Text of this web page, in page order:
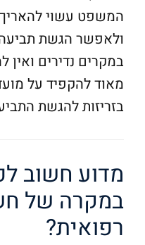
המשפט עשוי
ולאפשר הגשת
במקרים נדירים
מאוד להקפיד על
בזריזות להגשת
מדוע חשוב
במקרה של
רפואית?